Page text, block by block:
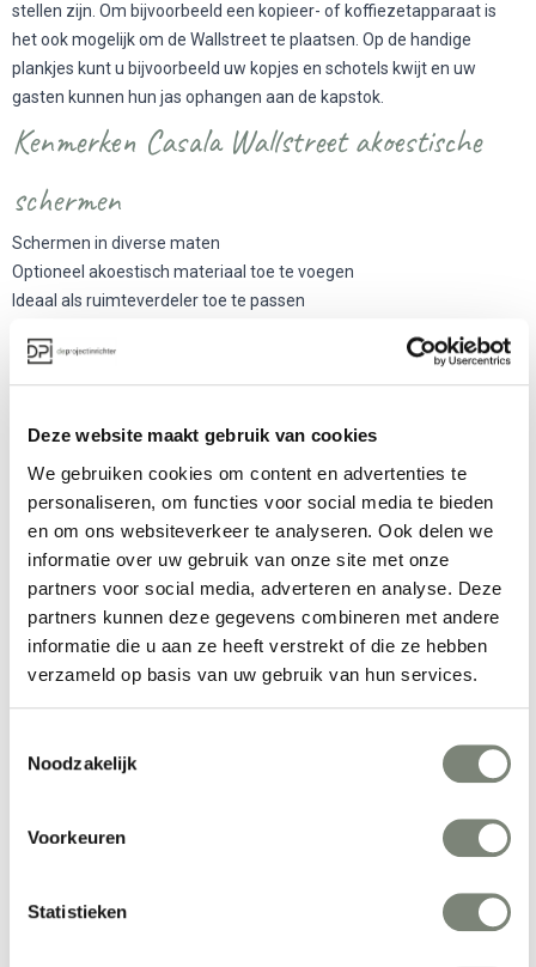
Deze website maakt gebruik van cookies
We gebruiken cookies om content en advertenties te
personaliseren, om functies voor social media te bieden
en om ons websiteverkeer te analyseren. Ook delen we
informatie over uw gebruik van onze site met onze
partners voor social media, adverteren en analyse. Deze
partners kunnen deze gegevens combineren met andere
informatie die u aan ze heeft verstrekt of die ze hebben
verzameld op basis van uw gebruik van hun services.
Noodzakelijk
Voorkeuren
Statistieken
stellen zijn. Om bijvoorbeeld een kopieer- of koffiezetapparaat is
het ook mogelijk om de Wallstreet te plaatsen. Op de handige
plankjes kunt u bijvoorbeeld uw kopjes en schotels kwijt en uw
gasten kunnen hun jas ophangen aan de kapstok.
Kenmerken Casala Wallstreet akoestische
schermen
Schermen in diverse maten
Optioneel akoestisch materiaal toe te voegen
Ideaal als ruimteverdeler toe te passen
Ontworpen door: Kateryna Sokolova
panelen
Afgeronde schermen
Breedte: 63,5 cm of 85 cm
Hoogte: 115, 135, 167,5 of 200 cm
Rechthoekige schermen
Breedte: 63,5, 85, 105 of 125 cm
Hoogte: 115, 135, 167,5 of 200 cm
Wanneer u een open ruimte wilt verdelen, dan kan dat perfect met
de Casala Wallstreet. Onze experts adviseren u graag over de vele
Meer producten van Casala